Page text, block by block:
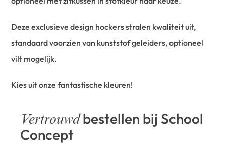
Deze exclusieve design hockers stralen kwaliteit uit,
standaard voorzien van kunststof geleiders, optioneel
vilt mogelijk.
Kies uit onze fantastische kleuren!
Vertrouwdbestellen bij School
Concept